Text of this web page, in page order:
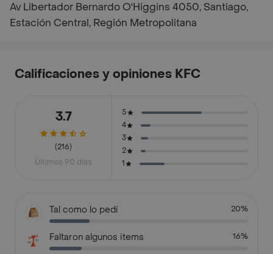
Av Libertador Bernardo O'Higgins 4050, Santiago,
Estación Central, Región Metropolitana
Calificaciones y opiniones KFC
3.7
(216)
Últimos 90 días
5
4
3
2
1
Tal como lo pedí 20%
Faltaron algunos items 16%